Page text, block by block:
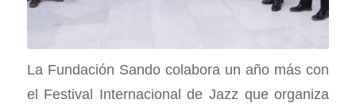
La Fundación Sando colabora un año más con
el Festival Internacional de Jazz que organiza